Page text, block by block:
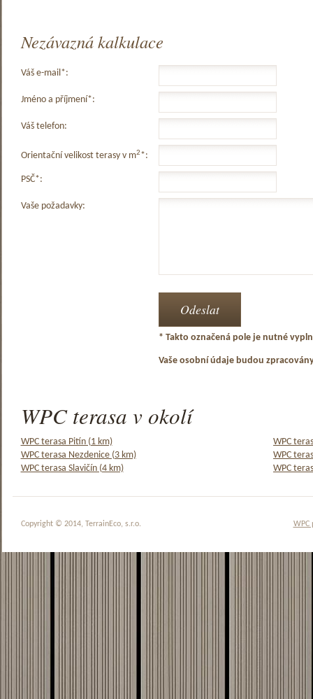
Nezávazná kalkulace
Váš e-mail*:
Jméno a příjmení*:
Váš telefon:
Orientační velikost terasy v m2*:
PSČ*:
Vaše požadavky:
* Takto označená pole je nutné
Vaše osobní údaje budou
WPC terasa v okolí
WPC terasa Pitín (1 km)
WPC
WPC terasa Nezdenice (3 km)
WPC
WPC terasa Slavičín (4 km)
WPC
WPC
Copyright © 2014, TerrainEco, s.r.o.